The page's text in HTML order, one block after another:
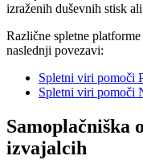
izraženih duševnih stisk
Različne spletne
naslednji povezavi:
Spletni viri pomoči
Spletni viri pomoči
Samoplačniška
izvajalcih